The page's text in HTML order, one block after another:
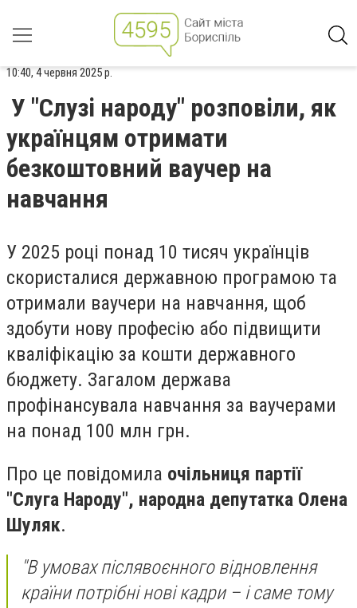
10:40, 4 червня 2025 р.
У "Слузі народу" розповіли, як
українцям отримати
безкоштовний ваучер на
навчання
У 2025 році понад 10 тисяч українців
скористалися державною програмою та
отримали ваучери на навчання, щоб
здобути нову професію або підвищити
кваліфікацію за кошти державного
бюджету. Загалом держава
профінансувала навчання за ваучерами
на понад 100 млн грн.
Про це повідомила очільниця партії
"Слуга Народу", народна депутатка Олена
Шуляк.
"В умовах післявоєнного відновлення
країни потрібні нові кадри – і саме тому